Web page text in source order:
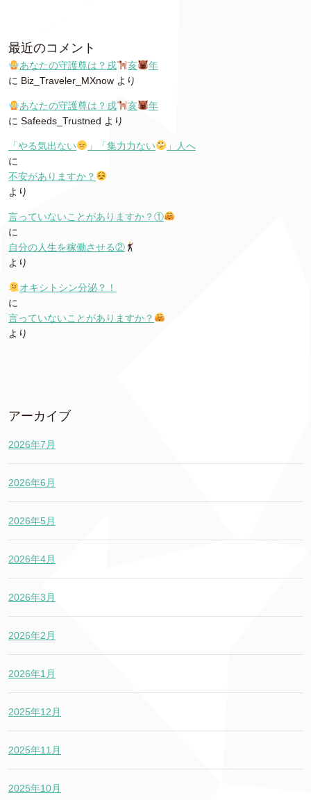
最近のコメント
あなたの守護尊は？戌 亥
年
に Biz_Traveler_MXnow より
あなたの守護尊は？戌 亥
年
に Safeeds_Trustned より
「やる気出ない 」「集力力ない
」人へ
に
不安がありますか？
より
言っていないことがありますか？①
に
自分の人生を稼働させる②
より
オキシトシン分泌？！
に
言っていないことがありますか？
より
アーカイブ
2026年7月
2026年6月
2026年5月
2026年4月
2026年3月
2026年2月
2026年1月
2025年12月
2025年11月
2025年10月